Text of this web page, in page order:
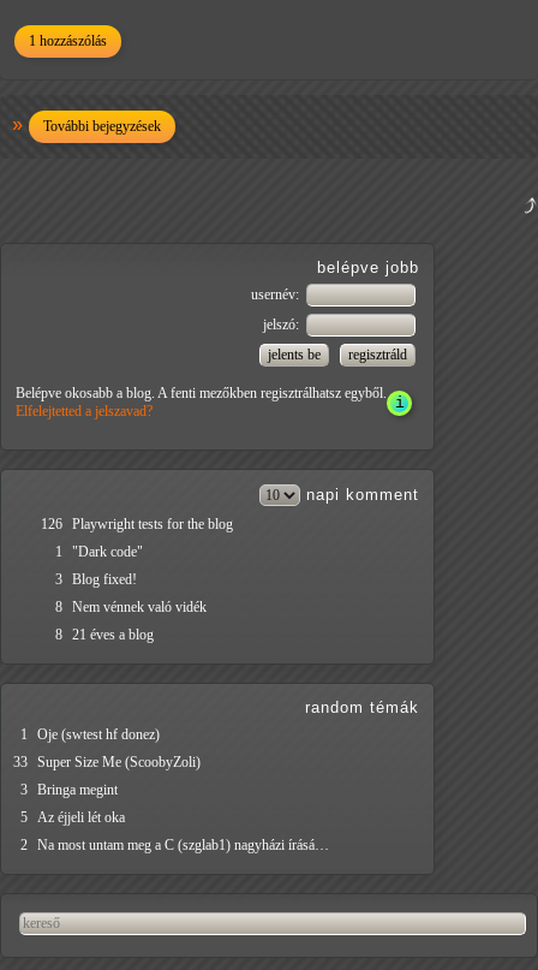
1 hozzászólás
További bejegyzések
belépve jobb
usernév:
jelszó:
Belépve okosabb a blog. A fenti mezőkben regisztrálhatsz egyből.
Elfelejtetted a jelszavad?
napi komment
126 Playwright tests for the blog
1
"Dark code"
3 Blog fixed!
8 Nem vénnek való vidék
8 21 éves a blog
random témák
1
Oje (swtest hf donez)
33 Super Size Me (ScoobyZoli)
3 Bringa megint
5 Az éjjeli lét oka
2 Na most untam meg a C (szglab1) nagyházi írásá…